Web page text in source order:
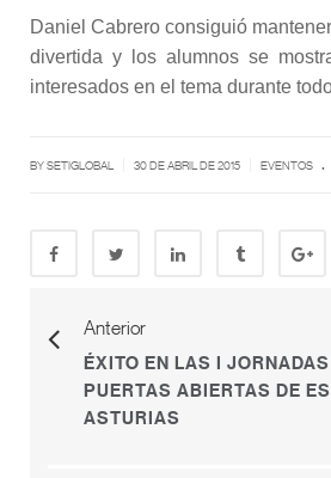
Daniel Cabrero consiguió
divertida y los alumnos se
interesados en el tema durante
BY SETIGLOBAL 30 DE ABRIL DE 2015 EVENTOS .
Anterior
ÉXITO EN LAS I
PUERTAS ABIERTAS DE
ASTURIAS